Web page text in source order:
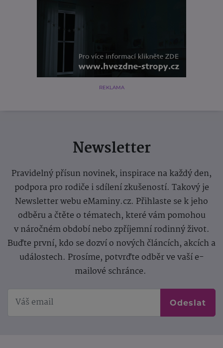
REKLAMA
Newsletter
Pravidelný přísun novinek, inspirace na každý den,
podpora pro rodiče i sdílení zkušeností. Takový je
Newsletter webu eMaminy.cz. Přihlaste se k jeho
odběru a čtěte o tématech, které vám pomohou
v náročném období nebo zpříjemní rodinný život.
Buďte první, kdo se dozví o nových článcích, akcích a
událostech. Prosíme, potvrďte odběr ve vaší e-
mailové schránce.
Odeslat